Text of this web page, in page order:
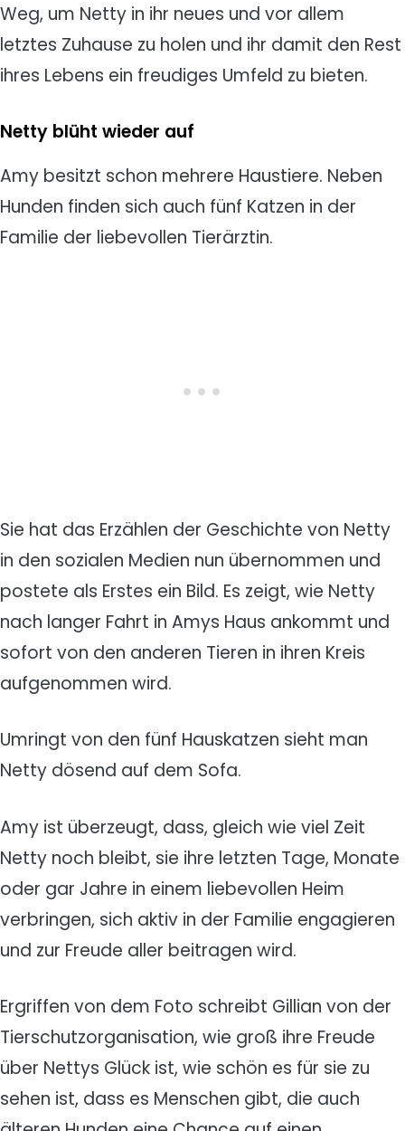
Weg, um Netty in ihr neues und vor allem
letztes Zuhause zu holen und ihr damit den Rest
ihres Lebens ein freudiges Umfeld zu bieten.
Netty blüht wieder auf
Amy besitzt schon mehrere Haustiere. Neben
Hunden finden sich auch fünf Katzen in der
Familie der liebevollen Tierärztin.
Sie hat das Erzählen der Geschichte von Netty
in den sozialen Medien nun übernommen und
postete als Erstes ein Bild. Es zeigt, wie Netty
nach langer Fahrt in Amys Haus ankommt und
sofort von den anderen Tieren in ihren Kreis
aufgenommen wird.
Umringt von den fünf Hauskatzen sieht man
Netty dösend auf dem Sofa.
Amy ist überzeugt, dass, gleich wie viel Zeit
Netty noch bleibt, sie ihre letzten Tage, Monate
oder gar Jahre in einem liebevollen Heim
verbringen, sich aktiv in der Familie engagieren
und zur Freude aller beitragen wird.
Ergriffen von dem Foto schreibt Gillian von der
Tierschutzorganisation, wie groß ihre Freude
über Nettys Glück ist, wie schön es für sie zu
sehen ist, dass es Menschen gibt, die auch